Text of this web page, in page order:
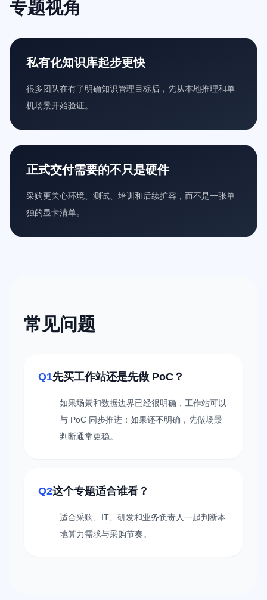
专题视角
私有化知识库起步更快
很多团队在有了明确知识管理目标后，先从本地推理和单
机场景开始验证。
正式交付需要的不只是硬件
采购更关心环境、测试、培训和后续扩容，而不是一张单
独的显卡清单。
常见问题
Q1先买工作站还是先做 PoC？
如果场景和数据边界已经很明确，工作站可以
与 PoC 同步推进；如果还不明确，先做场景
判断通常更稳。
Q2这个专题适合谁看？
适合采购、IT、研发和业务负责人一起判断本
地算力需求与采购节奏。